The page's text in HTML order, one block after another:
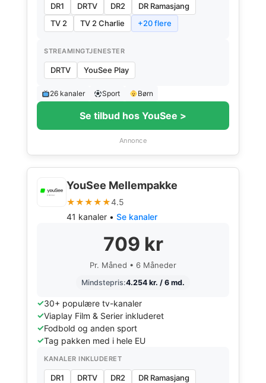
DR1 DRTV DR2
DR Ramasjang
TV 2
TV 2 Charlie +20 flere
STREAMINGTJENESTER
DRTV YouSee Play
26 kanaler Sport Børn
Se tilbud hos YouSee >
Annonce
YouSee Mellempakke
★★★★★4.5
41 kanaler • Se kanaler
709 kr
Pr. Måned • 6 Måneder
Mindstepris:4.254 kr. / 6 md.
30+ populære tv-kanaler
Viaplay Film & Serier inkluderet
Fodbold og anden sport
Tag pakken med i hele EU
KANALER INKLUDERET
DR1 DRTV DR2
DR Ramasjang